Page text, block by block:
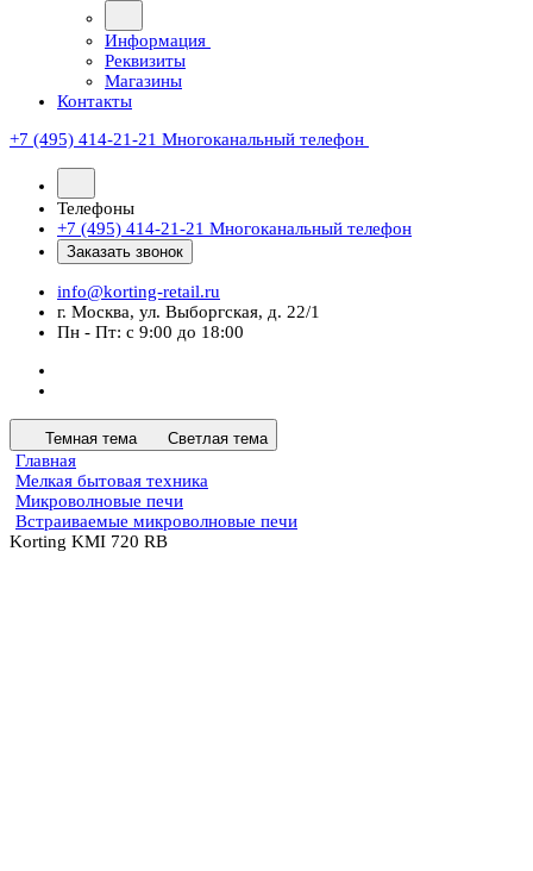
Информация
Реквизиты
Магазины
Контакты
+7 (495) 414-21-21 Многоканальный телефон
Телефоны
+7 (495) 414-21-21 Многоканальный телефон
Заказать звонок
info@korting-retail.ru
г. Москва, ул. Выборгская, д. 22/1
Пн - Пт: с 9:00 до 18:00
Темная тема Светлая тема
Главная
Мелкая бытовая техника
Микроволновые печи
Встраиваемые микроволновые печи
Korting KMI 720 RB